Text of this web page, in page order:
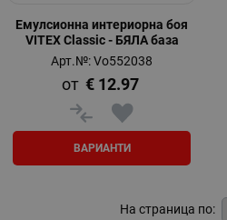
Емулсионна интериорна боя
VITEX Classic - БЯЛА база
Арт.№: Vo552038
12.97
€
ВАРИАНТИ
На страница по: